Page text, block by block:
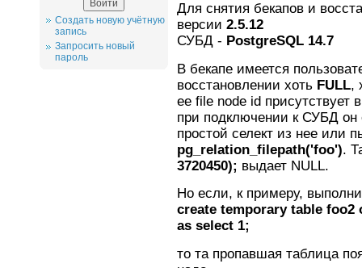
Создать новую учётную
запись
Запросить новый
пароль
Для снятия бекапов и
версии 2.5.12
СУБД - PostgreSQL 14.7
В бекапе имеется
восстановлении хоть FULL,
ее file node id присутствует
при подключении к СУБД он
простой селект из нее или
pg_relation_filepath('foo').
3720450); выдает NULL.
Но если, к примеру,
create temporary table foo2
as select 1;
то та пропавшая таблица